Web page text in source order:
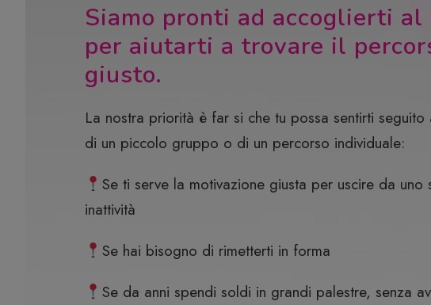
Siamo pronti ad accoglierti al
per aiutarti a trovare il
giusto.
La nostra priorità è far si che tu possa sentirti seguito
di un piccolo gruppo o di un percorso individuale:
Se ti serve la motivazione giusta per uscire da uno
inattività
Se hai bisogno di rimetterti in forma
Se da anni spendi soldi in grandi palestre, senza